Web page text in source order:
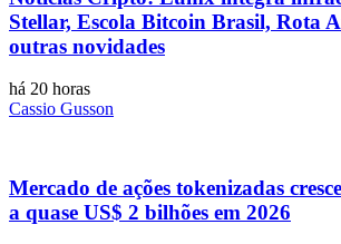
Stellar, Escola Bitcoin Brasil, Rota
outras novidades
há 20 horas
Cassio Gusson
Mercado de ações tokenizadas
a quase US$ 2 bilhões em 2026